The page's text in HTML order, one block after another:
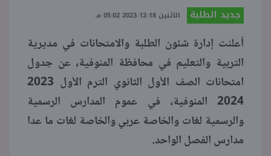
بوابة الطلبة
ملفات
جديد الطلبة الاثنين 18-12-2023 05:02 مـ
أعلنت إدارة شئون الطلبة والامتحانات في مديرية
التربية والتعليم في محافظة المنوفية، عن جدول
امتحانات الصف الأول الثانوي الترم الأول 2023
2024 المنوفية، في عموم المدارس الرسمية
والرسمية لغات والخاصة عربي والخاصة لغات ما عدا
مدارس الفصل الواحد.